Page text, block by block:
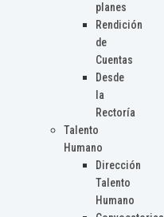
planes
Rendición
de
Cuentas
Desde
la
Rectoría
Talento
Humano
Dirección
Talento
Humano